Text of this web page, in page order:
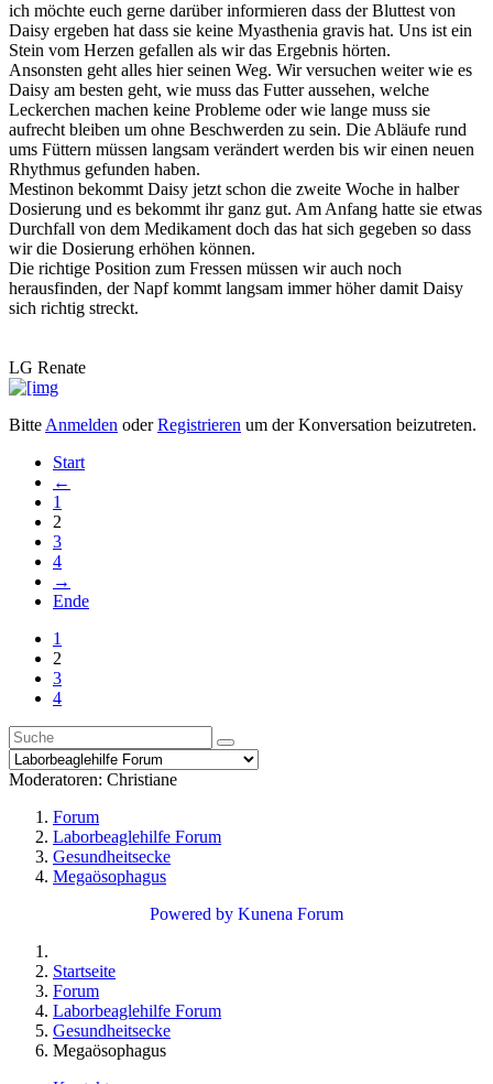
ich möchte euch gerne darüber informieren dass der Bluttest von
Daisy ergeben hat dass sie keine Myasthenia gravis hat. Uns ist ein
Stein vom Herzen gefallen als wir das Ergebnis hörten.
Ansonsten geht alles hier seinen Weg. Wir versuchen weiter wie es
Daisy am besten geht, wie muss das Futter aussehen, welche
Leckerchen machen keine Probleme oder wie lange muss sie
aufrecht bleiben um ohne Beschwerden zu sein. Die Abläufe rund
ums Füttern müssen langsam verändert werden bis wir einen neuen
Rhythmus gefunden haben.
Mestinon bekommt Daisy jetzt schon die zweite Woche in halber
Dosierung und es bekommt ihr ganz gut. Am Anfang hatte sie etwas
Durchfall von dem Medikament doch das hat sich gegeben so dass
wir die Dosierung erhöhen können.
Die richtige Position zum Fressen müssen wir auch noch
herausfinden, der Napf kommt langsam immer höher damit Daisy
sich richtig streckt.
LG Renate
Bitte Anmelden oderRegistrieren um der Konversation beizutreten.
Start
←
1
2
3
4
→
Ende
1
2
3
4
Moderatoren: Christiane
Forum
Laborbeaglehilfe Forum
Gesundheitsecke
Megaösophagus
Powered by Kunena Forum
Startseite
Forum
Laborbeaglehilfe Forum
Gesundheitsecke
Megaösophagus